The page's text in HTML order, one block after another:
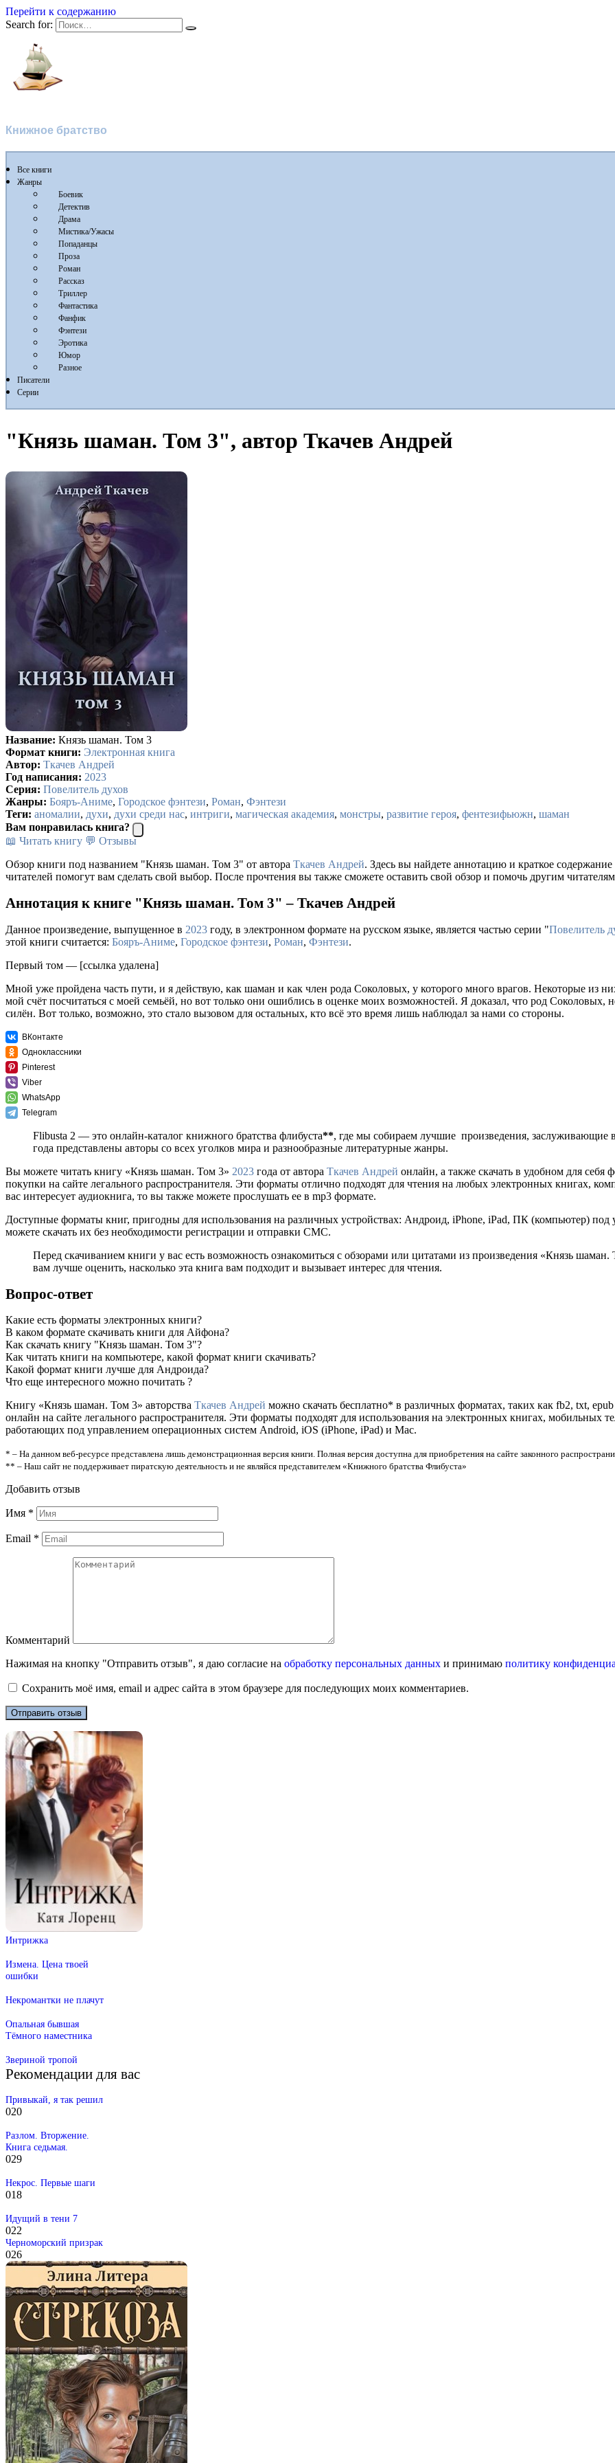
Перейти к содержанию
Search for:
Книжное братство
Все книги
Жанры
Боевик
Детектив
Драма
Мистика/Ужасы
Попаданцы
Проза
Роман
Рассказ
Триллер
Фантастика
Фанфик
Фэнтези
Эротика
Юмор
Разное
Писатели
Серии
"Князь шаман. Том 3", автор Ткачев Андрей
Название: Князь шаман. Том 3
Формат книги: Электронная книга
Автор: Ткачев Андрей
Год написания: 2023
Серия: Повелитель духов
Жанры: Бояръ-Аниме, Городское фэнтези, Роман, Фэнтези
Теги: аномалии, духи, духи среди нас, интриги, магическая академия, монстры, развитие героя, фентезифьюжн, шаман
Вам понравилась книга?
📖 Читать книгу 💬 Отзывы
Обзор книги под названием "Князь шаман. Том 3" от автора Ткачев Андрей. Здесь вы найдете аннотацию и краткое
читателей помогут вам сделать свой выбор. После прочтения вы также сможете оставить свой обзор и помочь другим
Аннотация к книге "Князь шаман. Том 3" – Ткачев Андрей
Данное произведение, выпущенное в 2023 году, в электронном формате на русском языке, является частью серии "Повелитель
этой книги считается: Бояръ-Аниме, Городское фэнтези, Роман, Фэнтези.
Первый том — [ссылка удалена]
Мной уже пройдена часть пути, и я действую, как шаман и как член рода Соколовых, у которого много врагов. Некоторые из
мой счёт посчитаться с моей семьёй, но вот только они ошиблись в оценке моих возможностей. Я доказал, что род Соколовых,
силён. Вот только, возможно, это стало вызовом для остальных, кто всё это время лишь наблюдал за нами со стороны.
ВКонтакте
Одноклассники
Pinterest
Viber
WhatsApp
Telegram
Flibusta 2 — это онлайн-каталог книжного братства флибуста**, где мы собираем лучшие произведения, заслуживающие
года представлены авторы со всех уголков мира и разнообразные литературные жанры.
Вы можете читать книгу «Князь шаман. Том 3» 2023 года от автора Ткачев Андрей онлайн, а также скачать в удобном для себя
покупки на сайте легального распространителя. Эти форматы отлично подходят для чтения на любых электронных книгах,
вас интересует аудиокнига, то вы также можете прослушать ее в mp3 формате.
Доступные форматы книг, пригодны для использования на различных устройствах: Андроид, iPhone, iPad, ПК (компьютер)
можете скачать их без необходимости регистрации и отправки СМС.
Перед скачиванием книги у вас есть возможность ознакомиться с обзорами или цитатами из произведения «Князь шаман.
вам лучше оценить, насколько эта книга вам подходит и вызывает интерес для чтения.
Вопрос-ответ
Какие есть форматы электронных книги?
В каком формате скачивать книги для Айфона?
Как скачать книгу "Князь шаман. Том 3"?
Как читать книги на компьютере, какой формат книги скачивать?
Какой формат книги лучше для Андроида?
Что еще интересного можно почитать ?
Книгу «Князь шаман. Том 3» авторства Ткачев Андрей можно скачать бесплатно* в различных форматах, таких как fb2, txt,
онлайн на сайте легального распространителя. Эти форматы подходят для использования на электронных книгах, мобильных
работающих под управлением операционных систем Android, iOS (iPhone, iPad) и Mac.
* – На данном веб-ресурсе представлена лишь демонстрационная версия книги. Полная версия доступна для приобретения на сайте законного
** – Наш сайт не поддерживает пиратскую деятельность и не являйся представителем «Книжного братства Флибуста»
Добавить отзыв
Имя *
Email *
Комментарий
Нажимая на кнопку "Отправить отзыв", я даю согласие на обработку персональных данных и принимаю политику
Сохранить моё имя, email и адрес сайта в этом браузере для последующих моих комментариев.
Интрижка
Измена. Цена твоей
ошибки
Некромантки не плачут
Опальная бывшая
Тёмного наместника
Звериной тропой
Рекомендации для вас
Привыкай, я так решил
020
Разлом. Вторжение.
Книга седьмая.
029
Некрос. Первые шаги
018
Идущий в тени 7
022
Черноморский призрак
026